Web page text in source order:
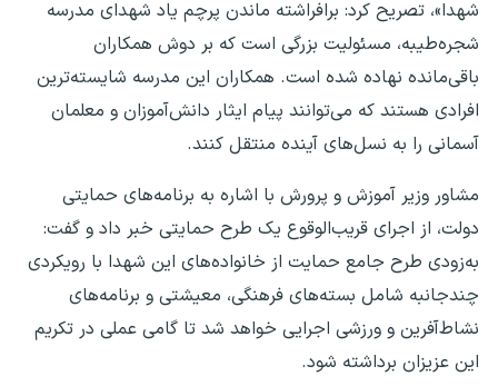
شهدا»، تصریح کرد: برافراشته ماندن پرچم یاد شهدای مدرسه
شجره‌طیبه، مسئولیت بزرگی است که بر دوش همکاران
باقی‌مانده نهاده شده است. همکاران این مدرسه شایسته‌ترین
افرادی هستند که می‌توانند پیام ایثار دانش‌آموزان و معلمان
آسمانی را به نسل‌های آینده منتقل کنند.
مشاور وزیر آموزش و پرورش با اشاره به برنامه‌های حمایتی
دولت، از اجرای قریب‌الوقوع یک طرح حمایتی خبر داد و گفت:
به‌زودی طرح جامع حمایت از خانواده‌های این شهدا با رویکردی
چندجانبه شامل بسته‌های فرهنگی، معیشتی و برنامه‌های
نشاط‌آفرین و ورزشی اجرایی خواهد شد تا گامی عملی در تکریم
این عزیزان برداشته شود.